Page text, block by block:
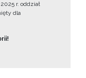
r. oddział
dla